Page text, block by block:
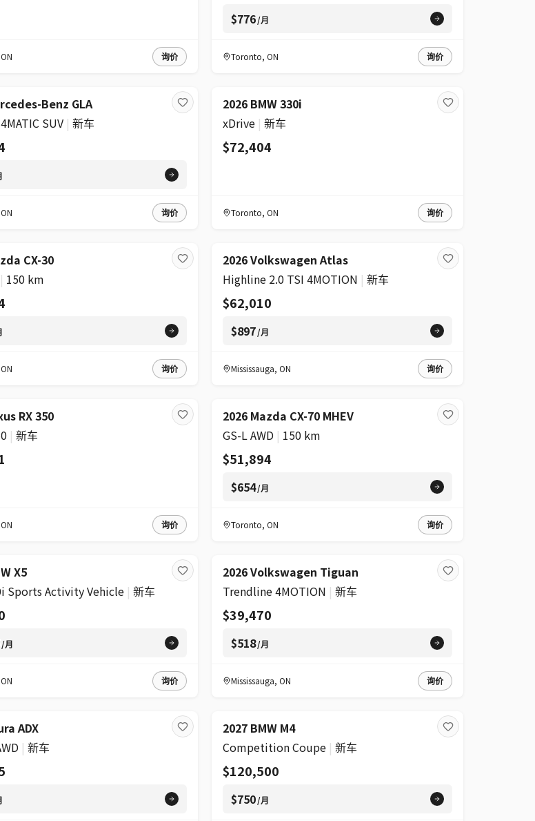
ON 询价
$776/月
Toronto, ON 询价
Benz GLA
SUV | 新车
ON 询价
2026 BMW 330i
xDrive | 新车
$72,404
Toronto, ON 询价
CX-30
| 150 km
ON 询价
2026 Volkswagen Atlas
Highline 2.0 TSI 4MOTION | 新车
$62,010
$897/月
Mississauga, ON 询价
RX 350
| 新车
ON 询价
2026 Mazda CX-70 MHEV
GS-L AWD | 150 km
$51,894
$654/月
Toronto, ON 询价
X5
Sports Activity Vehicle | 新车
/月
ON 询价
2026 Volkswagen Tiguan
Trendline 4MOTION | 新车
$39,470
$518/月
Mississauga, ON 询价
ADX
| 新车
2027 BMW M4
Competition Coupe | 新车
$120,500
$750/月